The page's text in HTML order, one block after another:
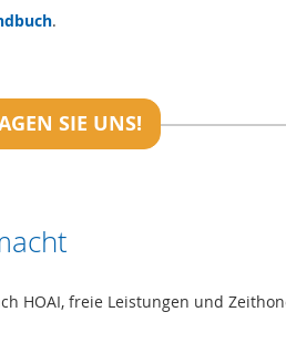
.
SIE UNS!
HOAI, freie Leistungen und